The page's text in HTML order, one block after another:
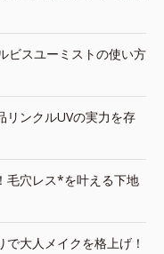
ビスユーミストの使い方
リンクルUVの実力を存
毛穴レス*を叶える下地
で大人メイクを格上げ！